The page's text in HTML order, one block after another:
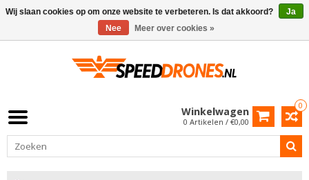
0
Winkelwagen
0 Artikelen / €0,00
Wij slaan cookies op om onze website te verbeteren. Is dat akkoord?
Ja
Nee
Meer over cookies »